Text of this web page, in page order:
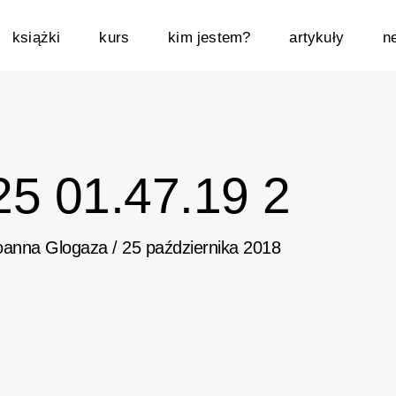
książki kurs kim jestem? artykuły
01.47.19 2
Glogaza/ 25 października 2018